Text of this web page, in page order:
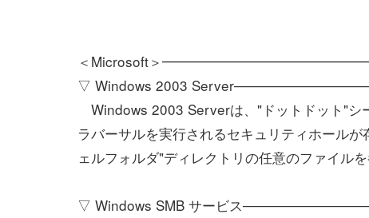
＜Microsoft＞
▽ Windows 2003
Windows 2003 Serverは、"ドットドット"シ
ラバーサルを実行されるセキュリティホール
ェルフォルダ"ディレクトリの任意のファイル
▽ Windows SMB サービス